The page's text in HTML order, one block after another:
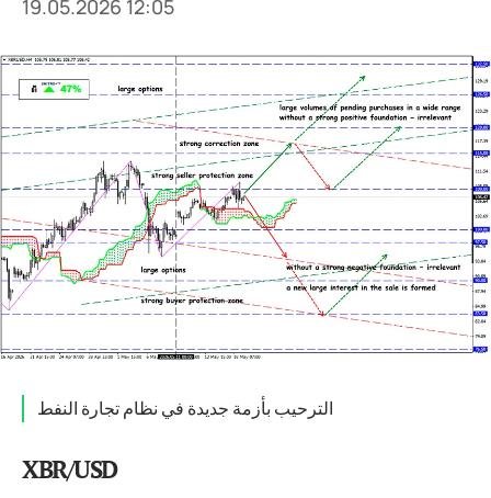
19.05.2026 12:05
الترحيب بأزمة جديدة في نظام تجارة النفط
XBR/USD